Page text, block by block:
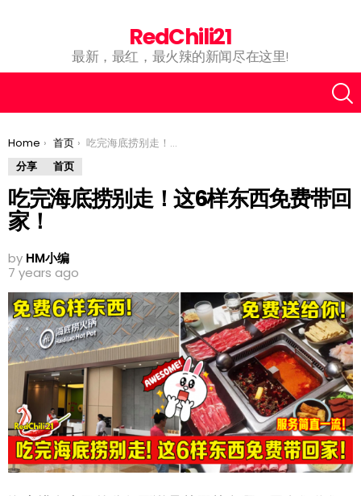
RedChili21
最新，最红，最火辣的新闻尽在这里!
You are here:
Home 首页
吃完海底捞别走！这6样东西免费带回家！
分享
首页
吃完海底捞别走！这6样东西免费带回
家！
by HM小编
7 years ago